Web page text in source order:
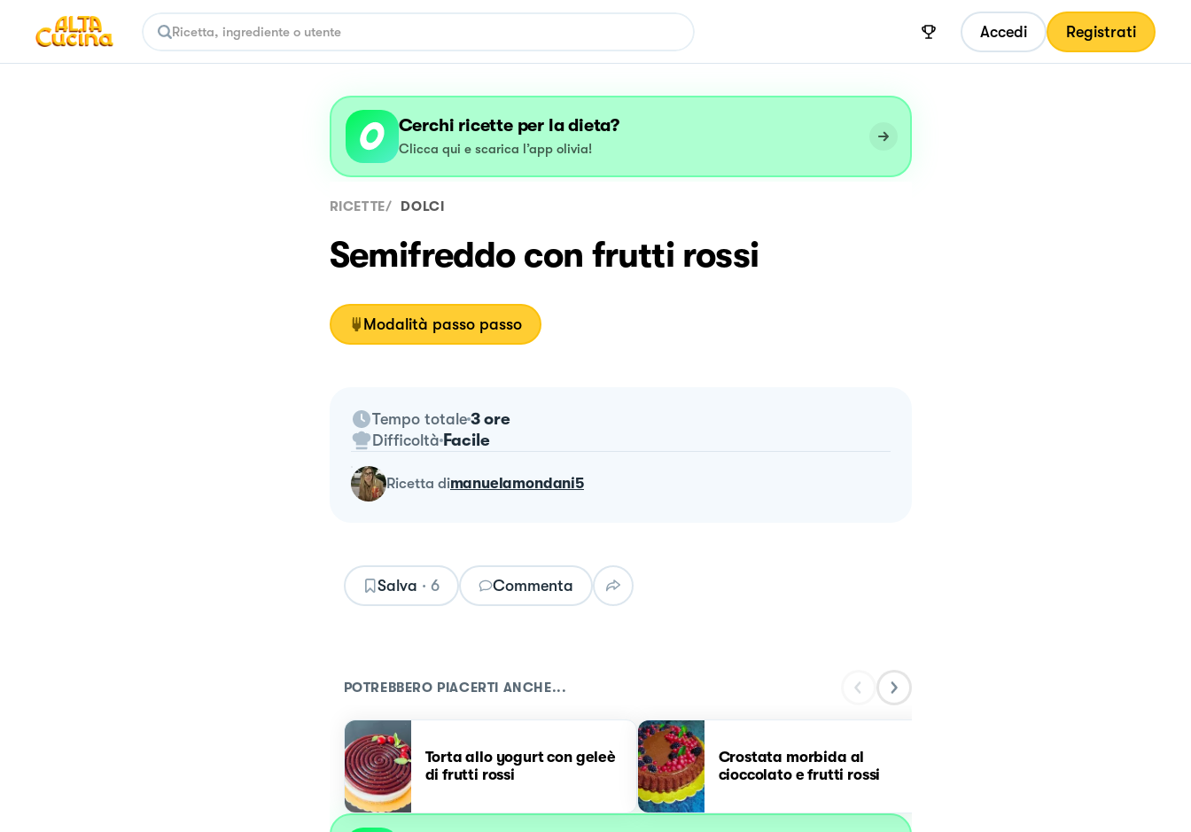
Accedi Registrati
Cerchi ricette per la dieta?
Clicca qui e scarica l’app olivia!
RICETTE/ DOLCI
Semifreddo con frutti rossi
Modalità passo passo
Tempo totale 3 ore
Difficoltà Facile
ricetta dimanuelamondani5
Salva · 6 Commenta
POTREBBERO PIACERTI ANCHE...
Torta allo yogurt con geleè
di frutti rossi
Crostata morbida al
cioccolato e frutti rossi